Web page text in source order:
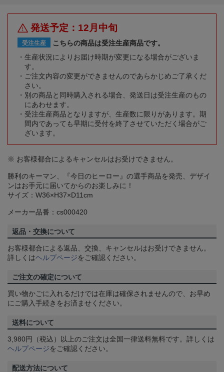
発送予定：12月中旬
受注生産
こちらの商品は受注生産商品です。
生産状況によりお届け時期が変更になる場合がございま
す。
ご注文内容の変更ができませんのであらかじめご了承くだ
さい。
別の商品と同時購入される場合、発送日は受注生産のもの
にあわせます。
受注生産商品となりますが、生産数に限りがあります。期
間内であっても早期に受付を終了させていただく場合がご
ざいます。
※ お客様都合によるキャンセルはお受けできません。
勝利のキーマン、『今日のヒーロー』の選手商品を発売、デザイ
ンはお手元に届いてからのお楽しみに！
サイズ：W36×H37×D11cm
メーカー品番：cs000420
返品・交換について
お客様都合による返品、交換、キャンセルはお受けできません。
詳しくはヘルプページをご確認ください。
ご注文の確定について
買い物かごに入れるだけでは在庫は確保されませんので、お早め
にご購入手続きをお済ませください。
送料について
3,980円（税込）以上のご注文は全国一律送料無料です。詳しくは
ヘルプページをご確認ください。
配送方法について